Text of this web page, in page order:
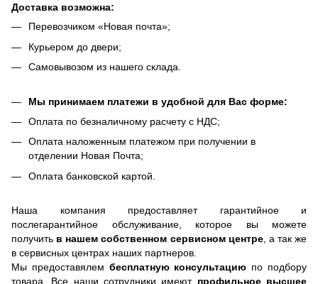
Доставка возможна:
Перевозчиком «Новая почта»;
Курьером до двери;
Самовывозом из нашего склада.
Мы принимаем платежи в удобной для Вас форме:
Оплата по безналичному расчету с НДС;
Оплата наложенным платежом при получении в
отделении Новая Почта;
Оплата банковской картой.
Наша компания предоставляет гарантийное и
послегарантийное обслуживание, которое вы можете
получить в нашем собственном сервисном центре, а так же
в сервисных центрах наших партнеров.
Мы предоставялем бесплатную консультацию по подбору
товара. Все наши сотрудники имеют профильное высшее